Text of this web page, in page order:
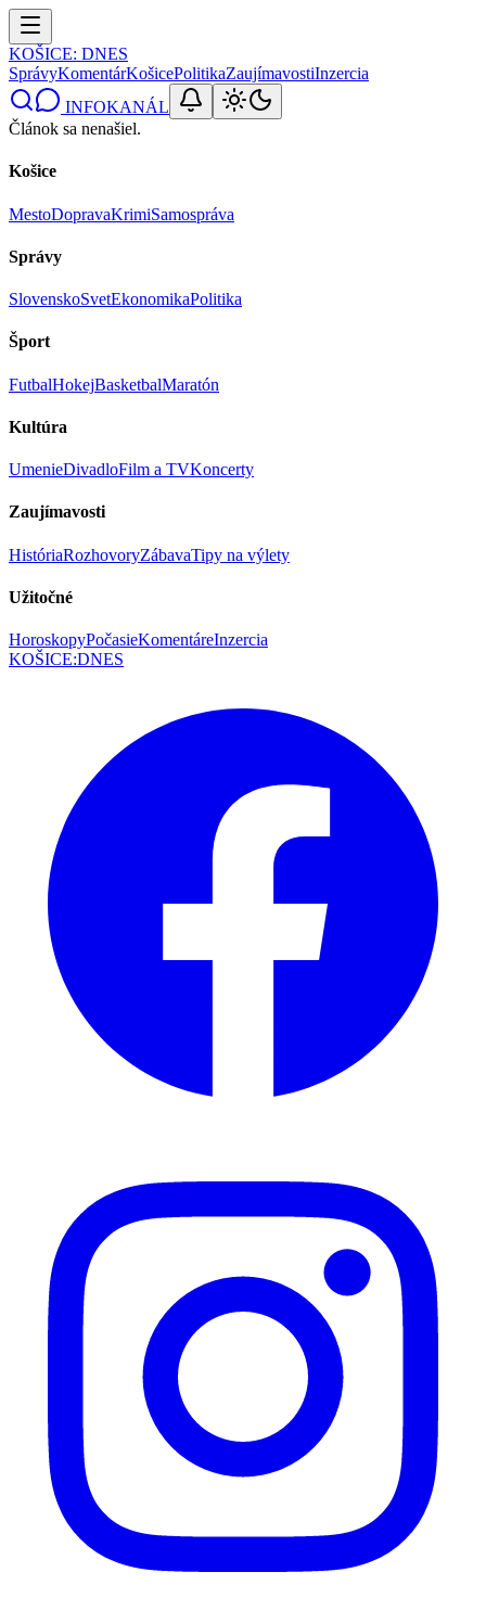
KOŠICE: DNES
SprávyKomentárKošicePolitikaZaujímavostiInzercia
INFOKANÁL
Článok sa nenašiel.
Košice
MestoDopravaKrimiSamospráva
Správy
SlovenskoSvetEkonomikaPolitika
Šport
FutbalHokejBasketbalMaratón
Kultúra
UmenieDivadloFilm a TVKoncerty
Zaujímavosti
HistóriaRozhovoryZábavaTipy na výlety
Užitočné
HoroskopyPočasieKomentáreInzercia
KOŠICE:DNES